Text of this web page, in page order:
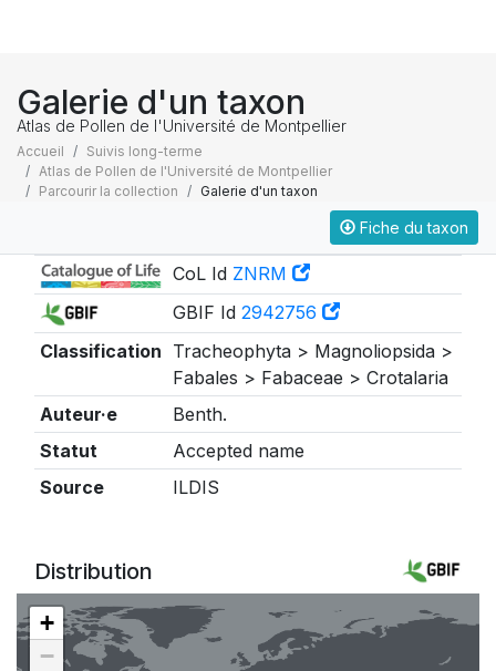
Galerie d'un taxon
Atlas de Pollen de l'Université de Montpellier
Accueil
Suivis long-terme
Atlas de Pollen de l'Université de Montpellier
Parcourir la collection
Galerie d'un taxon
Fiche du taxon
CoL Id ZNRM
GBIF Id 2942756
Classification Tracheophyta > Magnoliopsida >
Fabales > Fabaceae > Crotalaria
Auteur·e
Benth.
Statut
Accepted name
Source
ILDIS
Distribution
+
−